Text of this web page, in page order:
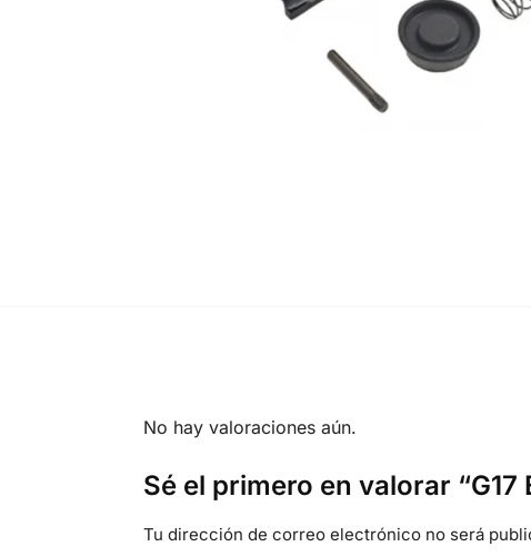
No hay valoraciones aún.
Sé el primero en valorar
Tu dirección de correo electrónico no será